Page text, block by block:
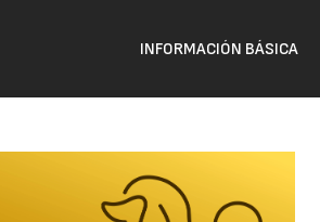
INFORMACIÓN BÁSICA